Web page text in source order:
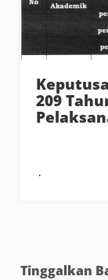
209
Tinggalkan